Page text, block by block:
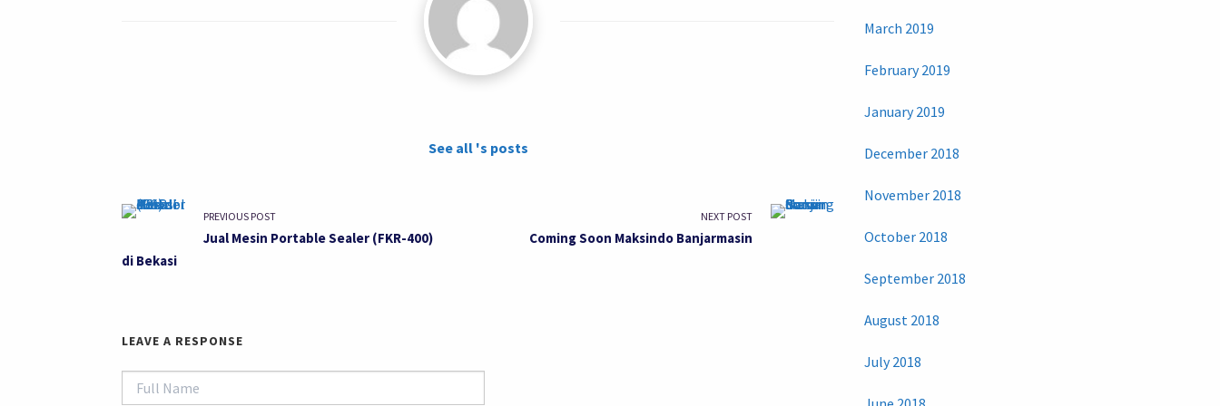
See all 's posts
PREVIOUS POST
Jual Mesin Portable Sealer (FKR-400)
di Bekasi
NEXT POST
Coming Soon Maksindo Banjarmasin
LEAVE A RESPONSE
March 2019
February 2019
January 2019
December 2018
November 2018
October 2018
September 2018
August 2018
July 2018